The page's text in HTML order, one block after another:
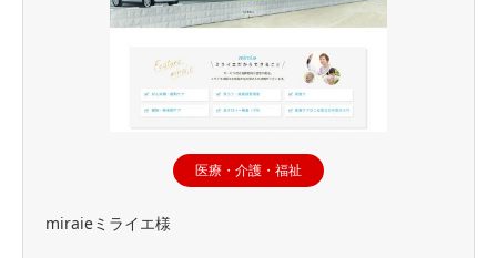
医療・介護・福祉
miraieミライエ様